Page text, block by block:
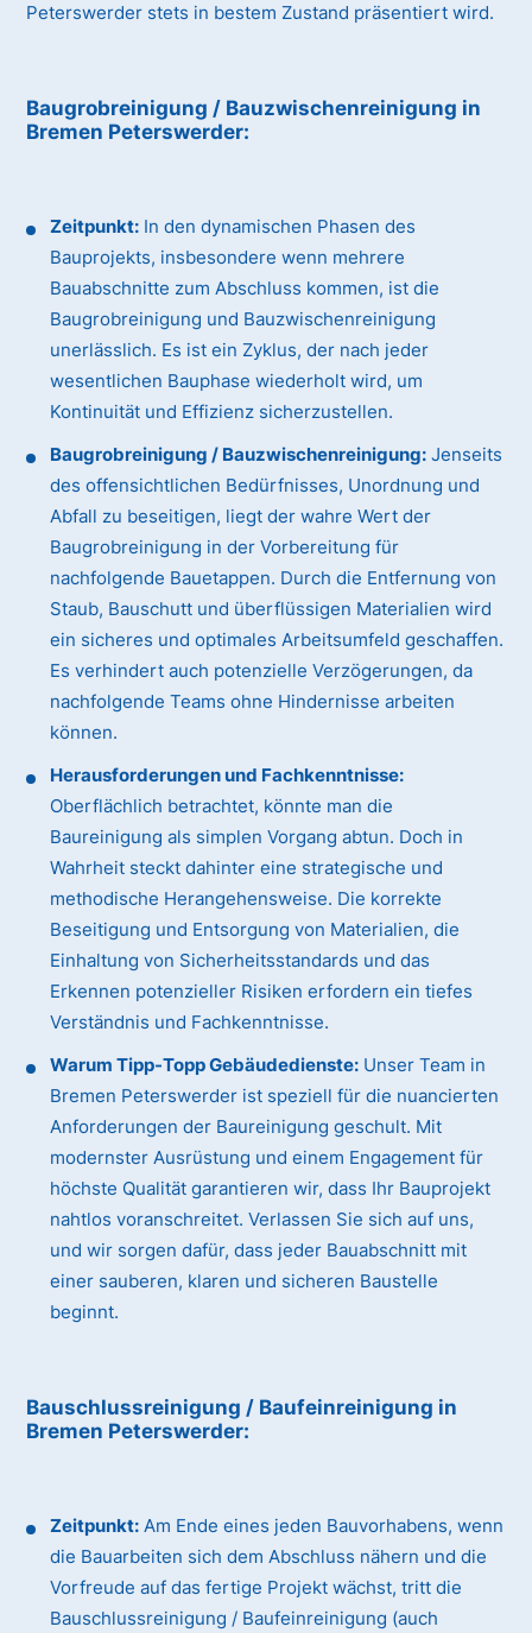
Peterswerder stets in bestem Zustand präsentiert wird.
Baugrobreinigung / Bauzwischenreinigung in
Bremen Peterswerder:
Zeitpunkt: In den dynamischen Phasen des
Bauprojekts, insbesondere wenn mehrere
Bauabschnitte zum Abschluss kommen, ist die
Baugrobreinigung und Bauzwischenreinigung
unerlässlich. Es ist ein Zyklus, der nach jeder
wesentlichen Bauphase wiederholt wird, um
Kontinuität und Effizienz sicherzustellen.
Baugrobreinigung / Bauzwischenreinigung: Jenseits
des offensichtlichen Bedürfnisses, Unordnung und
Abfall zu beseitigen, liegt der wahre Wert der
Baugrobreinigung in der Vorbereitung für
nachfolgende Bauetappen. Durch die Entfernung von
Staub, Bauschutt und überflüssigen Materialien wird
ein sicheres und optimales Arbeitsumfeld geschaffen.
Es verhindert auch potenzielle Verzögerungen, da
nachfolgende Teams ohne Hindernisse arbeiten
können.
Herausforderungen und Fachkenntnisse:
Oberflächlich betrachtet, könnte man die
Baureinigung als simplen Vorgang abtun. Doch in
Wahrheit steckt dahinter eine strategische und
methodische Herangehensweise. Die korrekte
Beseitigung und Entsorgung von Materialien, die
Einhaltung von Sicherheitsstandards und das
Erkennen potenzieller Risiken erfordern ein tiefes
Verständnis und Fachkenntnisse.
Warum Tipp-Topp Gebäudedienste: Unser Team in
Bremen Peterswerder ist speziell für die nuancierten
Anforderungen der Baureinigung geschult. Mit
modernster Ausrüstung und einem Engagement für
höchste Qualität garantieren wir, dass Ihr Bauprojekt
nahtlos voranschreitet. Verlassen Sie sich auf uns,
und wir sorgen dafür, dass jeder Bauabschnitt mit
einer sauberen, klaren und sicheren Baustelle
beginnt.
Bauschlussreinigung / Baufeinreinigung in
Bremen Peterswerder:
Zeitpunkt: Am Ende eines jeden Bauvorhabens, wenn
die Bauarbeiten sich dem Abschluss nähern und die
Vorfreude auf das fertige Projekt wächst, tritt die
Bauschlussreinigung / Baufeinreinigung (auch